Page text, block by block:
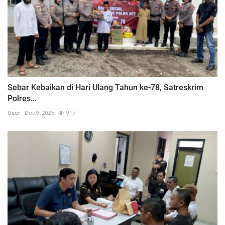
Sebar Kebaikan di Hari Ulang Tahun ke-78, Satreskrim
Polres...
User Des 9, 2025 917